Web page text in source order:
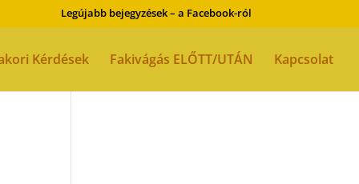
Legújabb bejegyzések – a Facebook-ról
Kérdések Fakivágás ELŐTT/UTÁN Kapcsolat